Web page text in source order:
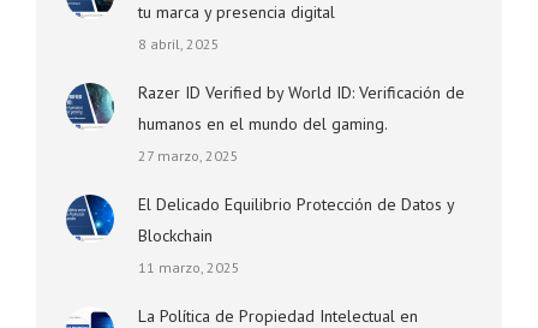
tu marca y presencia digital
8 abril, 2025
Razer ID Verified by World ID: Verificación de
humanos en el mundo del gaming.
27 marzo, 2025
El Delicado Equilibrio Protección de Datos y
Blockchain
11 marzo, 2025
La Política de Propiedad Intelectual en